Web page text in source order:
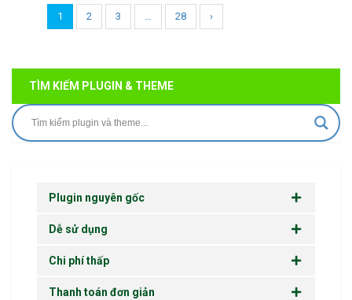
1 2 3 … 28 ›
TÌM KIẾM PLUGIN & THEME
Plugin nguyên gốc
Dễ sử dụng
Chi phí thấp
Thanh toán đơn giản